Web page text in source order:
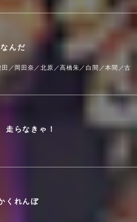
んだ
／岡田奈／北原／高橋朱／白間／本間／古
走らなきゃ！
くれんぼ